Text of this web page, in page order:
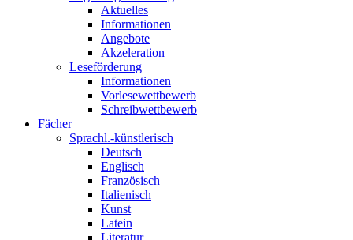
Aktuelles
Informationen
Angebote
Akzeleration
Leseförderung
Informationen
Vorlesewettbewerb
Schreibwettbewerb
Fächer
Sprachl.-künstlerisch
Deutsch
Englisch
Französisch
Italienisch
Kunst
Latein
Literatur